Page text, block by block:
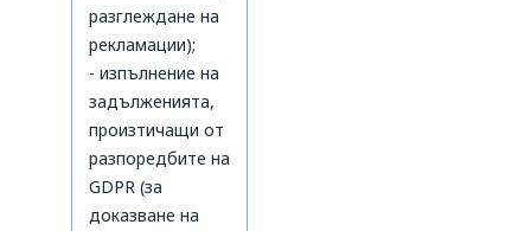
разглеждане на
рекламации);
- изпълнение на
задълженията,
произтичащи от
разпоредбите на
GDPR (за
доказване на